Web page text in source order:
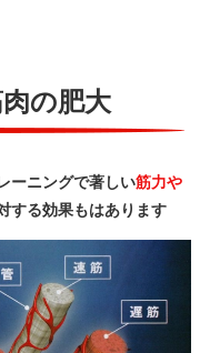
の肥大
ーニングで著しい筋力や
する効果もはあります